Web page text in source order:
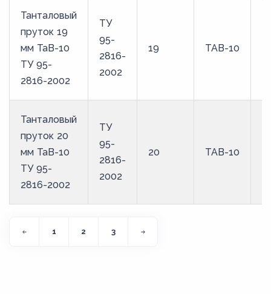
Танталовый
пруток 19
мм ТаВ-10
ТУ 95-
2816-2002
ТУ
95-
2816-
2002
19 ТАВ-10
Танталовый
пруток 20
мм ТаВ-10
ТУ 95-
2816-2002
ТУ
95-
2816-
2002
20 ТАВ-10
1 2 3